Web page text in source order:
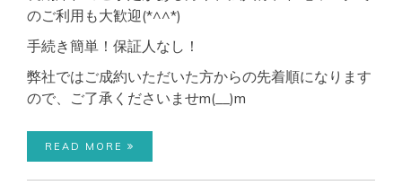
のご利用も大歓迎(*^^*)
手続き簡単！保証人なし！
弊社ではご成約いただいた方からの先着順になります
ので、ご了承くださいませm(__)m
READ MORE